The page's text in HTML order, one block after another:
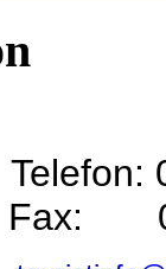
Telefon:
Fax: